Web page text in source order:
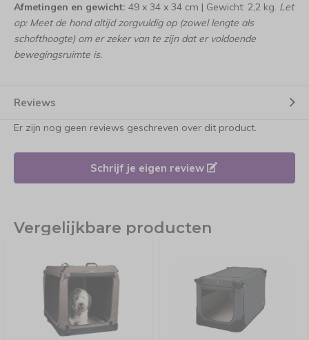
Afmetingen en gewicht: 49 x 34 x 34 cm | Gewicht: 2,2 kg. Let
op: Meet de hond altijd zorgvuldig op (zowel lengte als
schofthoogte) om er zeker van te zijn dat er voldoende
bewegingsruimte is.
Reviews
Er zijn nog geen reviews geschreven over dit product.
Schrijf je eigen review
Vergelijkbare producten